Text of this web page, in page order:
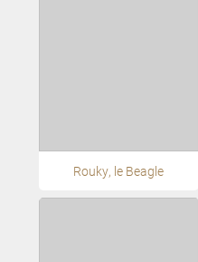
Rouky, le Beagle